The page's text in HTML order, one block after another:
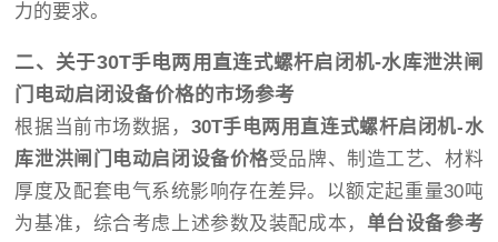
力的要求。
二、关于30T手电两用直连式螺杆启闭机-水库泄洪闸
门电动启闭设备价格的市场参考
根据当前市场数据， 30T手电两用直连式螺杆启闭机-水
库泄洪闸门电动启闭设备价格受品牌、制造工艺、材料
厚度及配套电气系统影响存在差异。以额定起重量30吨
为基准，综合考虑上述参数及装配成本， 单台设备参考